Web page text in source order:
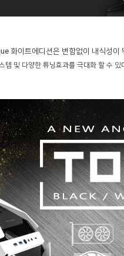
화이트에디션은 변함없이 내식성
및 다양한 튜닝효과를 극대화 할 수 있